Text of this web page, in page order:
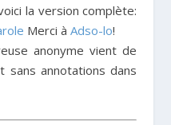
la version complète:
Merci à Adso-lo!
anonyme vient de
sans annotations dans